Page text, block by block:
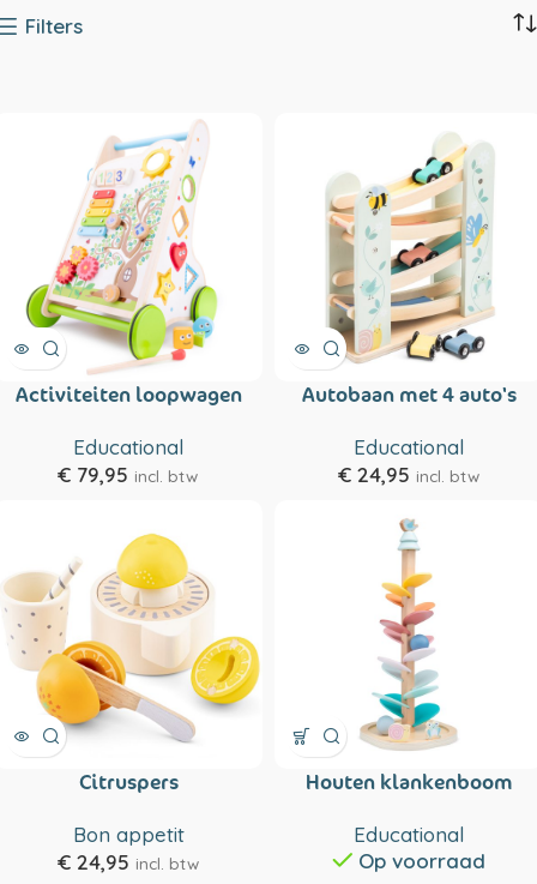
Filters
Activiteiten loopwagen
Educational
€ 79,95 incl. btw
Autobaan met 4 auto's
Educational
€24,95 incl. btw
Citruspers
Bon appetit
€24,95 incl. btw
Houten klankenboom
Educational
Op voorraad